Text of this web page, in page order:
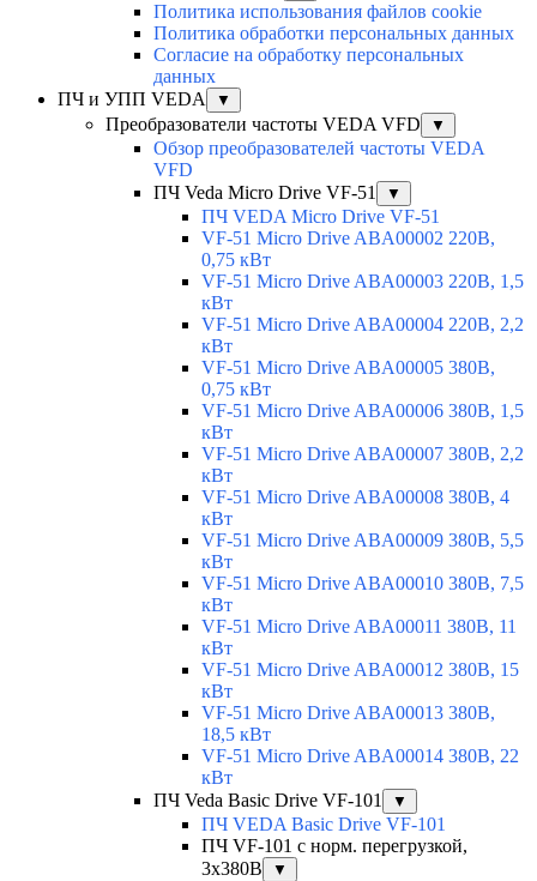
Политика использования файлов cookie
Политика обработки персональных данных
Согласие на обработку персональных
данных
ПЧ и УПП VEDA
▼
Преобразователи частоты VEDA VFD ▼
Обзор преобразователей частоты VEDA
VFD
ПЧ Veda Micro Drive VF-51
▼
ПЧ VEDA Micro Drive VF-51
VF-51 Micro Drive ABA00002 220В,
0,75 кВт
VF-51 Micro Drive ABA00003 220В, 1,5
кВт
VF-51 Micro Drive ABA00004 220В, 2,2
кВт
VF-51 Micro Drive ABA00005 380В,
0,75 кВт
VF-51 Micro Drive ABA00006 380В, 1,5
кВт
VF-51 Micro Drive ABA00007 380В, 2,2
кВт
VF-51 Micro Drive ABA00008 380В, 4
кВт
VF-51 Micro Drive ABA00009 380В, 5,5
кВт
VF-51 Micro Drive ABA00010 380В, 7,5
кВт
VF-51 Micro Drive ABA00011 380В, 11
кВт
VF-51 Micro Drive ABA00012 380В, 15
кВт
VF-51 Micro Drive ABA00013 380В,
18,5 кВт
VF-51 Micro Drive ABA00014 380В, 22
кВт
ПЧ Veda Basic Drive VF-101
▼
ПЧ VEDA Basic Drive VF-101
ПЧ VF-101 с норм. перегрузкой,
3х380В
▼